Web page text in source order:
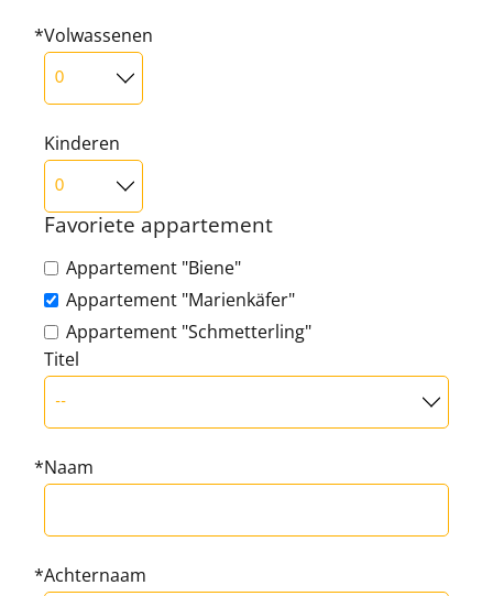
Volwassenen
Kinderen
Favoriete appartement
Appartement "Biene"
Appartement "Marienkäfer"
Appartement "Schmetterling"
Titel
Naam
Achternaam